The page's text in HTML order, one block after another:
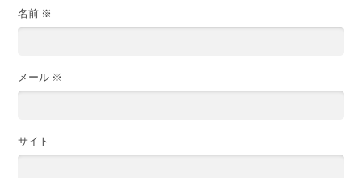
名前 ※
メール ※
サイト